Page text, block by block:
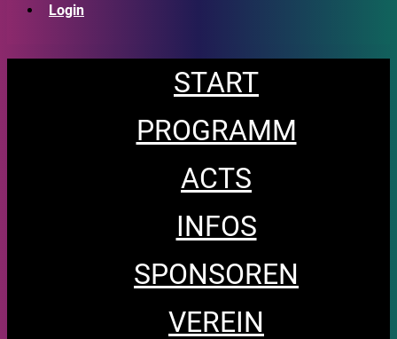
Login
START
PROGRAMM
ACTS
INFOS
SPONSOREN
VEREIN